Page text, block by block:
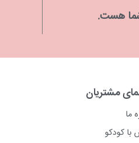
هست.
مشتریان
ما
با کودکو